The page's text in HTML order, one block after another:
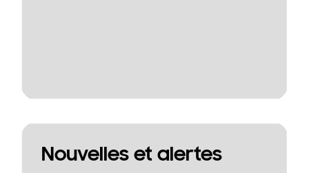
Nouvelles et alertes